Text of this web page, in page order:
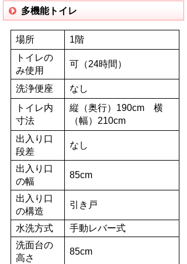
多機能トイレ
場所
1階
トイレの
み使用
可（24時間）
洗浄便座
なし
トイレ内
寸法
縦（奥行）190cm 横
（幅）210cm
出入り口
段差
なし
出入り口
の幅
85cm
出入り口
の構造
引き戸
水洗方式
手動レバー式
洗面台の
高さ
85cm